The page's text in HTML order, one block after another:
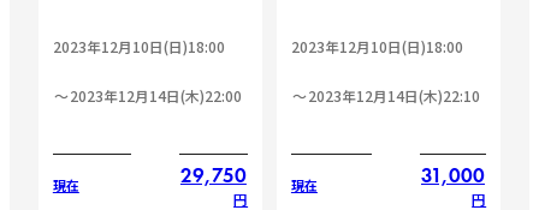
2023年12月10日(日)18:00
2023年12月14日(木)22:00
現在 29,750
円
2023年12月10日(日)18:00
2023年12月14日(木)22:10
現在 31,000
円